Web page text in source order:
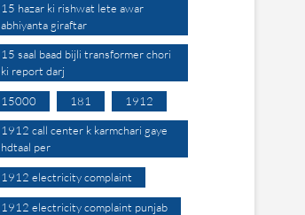
15 hazar ki rishwat lete awar
abhiyanta giraftar
15 saal baad bijli transformer chori
ki report darj
15000 181 1912
1912 call center k karmchari gaye
hdtaal per
1912 electricity complaint
1912 electricity complaint punjab